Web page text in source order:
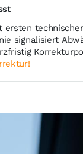
ersten
signalisiert